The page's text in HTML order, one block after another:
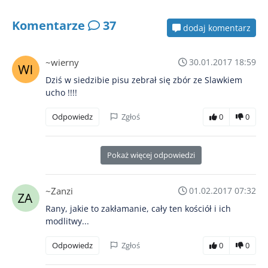
Komentarze 37 dodaj komentarz
~wierny
30.01.2017 18:59
Dziś w siedzibie pisu zebrał się zbór ze Slawkiem
ucho !!!!
Odpowiedz Zgłoś 0 0
Pokaż więcej odpowiedzi
~Zanzi
01.02.2017 07:32
Rany, jakie to zakłamanie, cały ten kościół i ich
modlitwy...
Odpowiedz Zgłoś 0 0